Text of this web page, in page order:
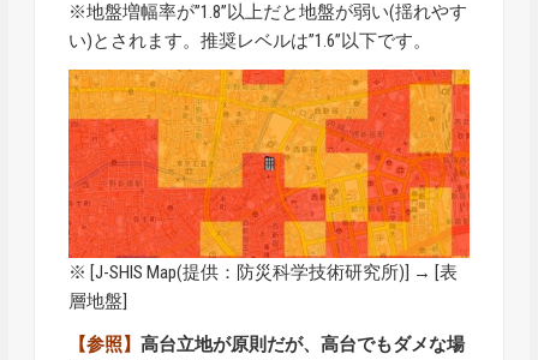
※地盤増幅率が”1.8”以上だと地盤が弱い(揺れやす
い)とされます。推奨レベルは”1.6”以下です。
※ [J-SHIS Map(提供：防災科学技術研究所)] → [表
層地盤]
【参照】高台立地が原則だが、高台でもダメな場